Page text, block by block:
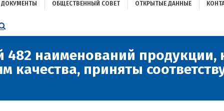
ДОКУМЕНТЫ ОБЩЕСТВЕННЫЙ СОВЕТ ОТКРЫТЫЕ ДАННЫЕ
482 наименований продукции,
качества, приняты